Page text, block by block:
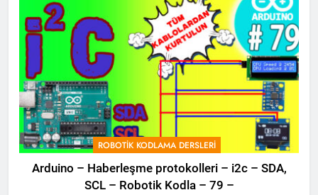
ROBOTIK KODLAMA DERSLERI
Arduino – Haberleşme protokolleri – i2c – SDA,
SCL – Robotik Kodla – 79 –